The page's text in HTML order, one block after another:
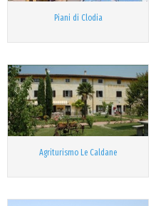
Piani di Clodia
Agriturismo Le Caldane